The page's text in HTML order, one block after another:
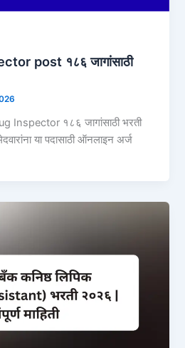
post १८६ जागांसाठी
Inspector १८६ जागांसाठी भरती
या पदासाठी ऑनलाइन अर्ज